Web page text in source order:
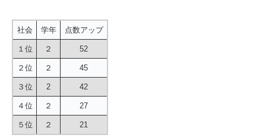
社会 学年 点数アップ
１位 ２ 52
２位 ２ 45
３位 2 42
４位 ２ 27
５位 ２ 21